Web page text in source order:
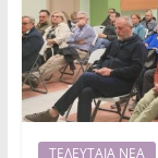
ΤΕΛΕΥΤΑΙΑ ΝΕΑ